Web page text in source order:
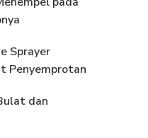
Sprayer
Penyemprotan
dan